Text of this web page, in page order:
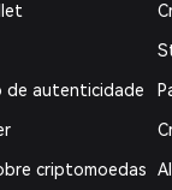
de autenticidade
criptomoedas